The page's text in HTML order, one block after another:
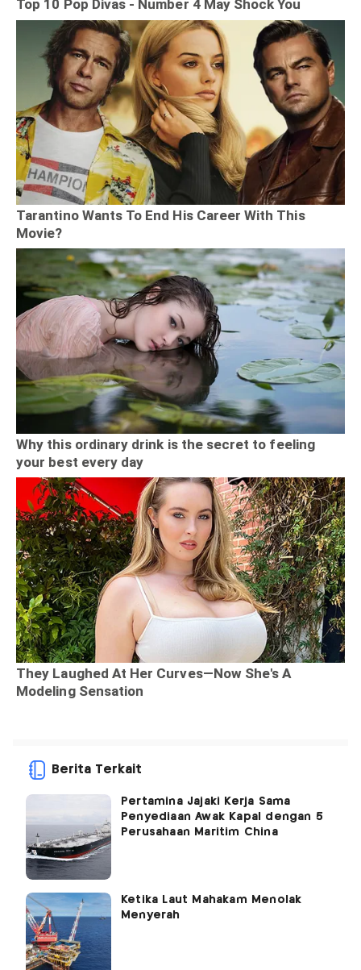
Berita Terkait
Pertamina Jajaki Kerja Sama
Penyediaan Awak Kapal dengan 5
Perusahaan Maritim China
Ketika Laut Mahakam Menolak
Menyerah